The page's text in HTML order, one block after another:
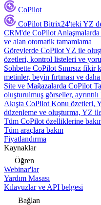
CoPilot
CoPilot Bitrix24'teki YZ
CRM'de CoPilot Anlaşmalarda
ve alan otomatik tamamlama
Görevlerde CoPilotYZ ile
özetleri, kontrol listeleri ve
Sohbette CoPilot Sınırsız
metinler, beyin fırtınası ve daha
Site ve Mağazalarda CoPilot
oluşturulmuş görseller,
Akışta CoPilot Konu özetleri,
düzenleme ve oluşturma, YZ
Tüm CoPilot özelliklerine
Tüm araçlara bakın
Fiyatlandırma
Kaynaklar
Öğren
Webinar'lar
Yardım Masası
Kılavuzlar ve API belgesi
Bağlan